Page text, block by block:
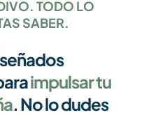
TODO LO
SABER.
impulsar tu
. No lo dudes